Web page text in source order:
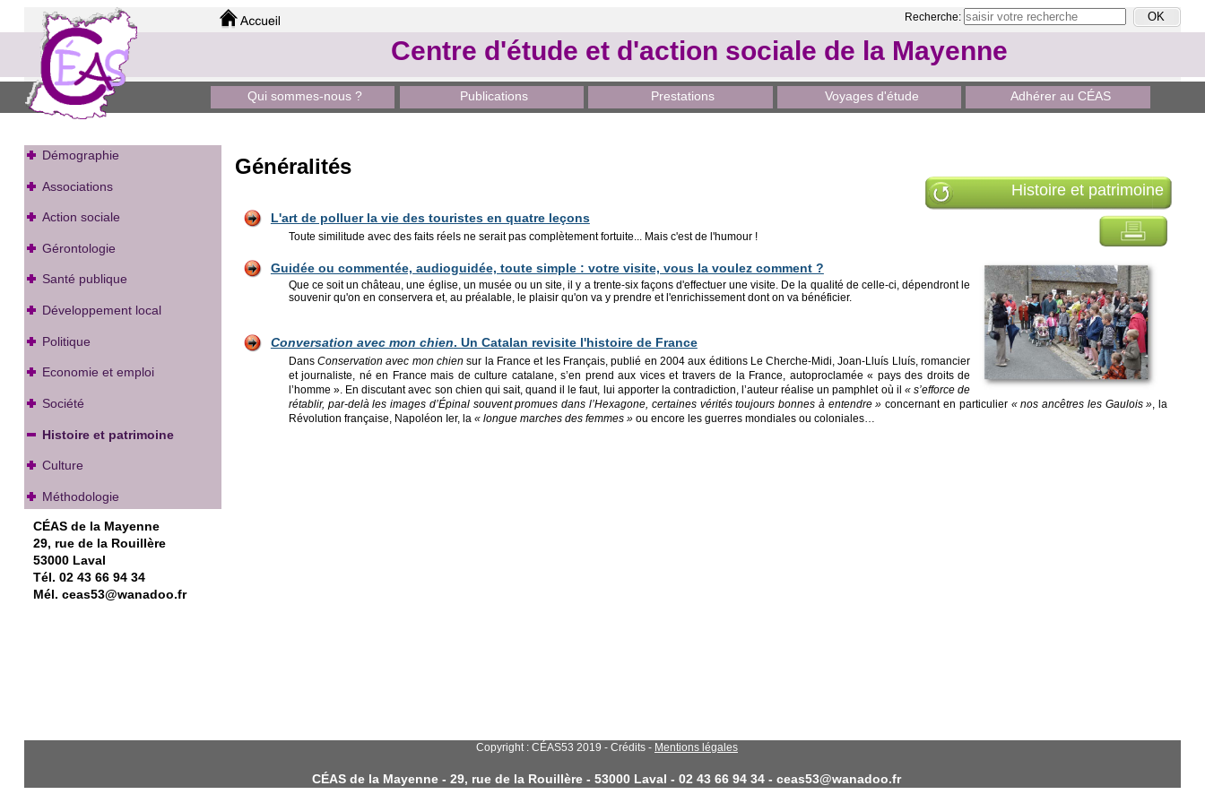
Recherche:
Centre d'étude et d'action sociale de la Mayenne
Qui sommes-nous ? Publications Prestations Voyages d'étude Adhérer au CÉAS
Démographie
Associations
Action sociale
Gérontologie
Santé publique
Développement local
Politique
Economie et emploi
Société
Histoire et patrimoine
Culture
Méthodologie
CÉAS de la Mayenne
29, rue de la Rouillère
53000 Laval
Tél. 02 43 66 94 34
Mél. ceas53@wanadoo.fr
Histoire et patrimoine
Généralités
L'art de polluer la vie des touristes en quatre leçons
Toute similitude avec des faits réels ne serait pas complètement fortuite... Mais c'est de l'humour !
Guidée ou commentée, audioguidée, toute simple : votre visite, vous la voulez comment ?
Que ce soit un château, une église, un musée ou un site, il y a trente-six façons d'effectuer une visite. De la qualité de celle-ci, dépendront le
souvenir qu'on en conservera et, au préalable, le plaisir qu'on va y prendre et l'enrichissement dont on va bénéficier.
Conversation avec mon chien. Un Catalan revisite l'histoire de France
DansConservation avec mon chien sur la France et les Français, publié en 2004 aux éditions Le Cherche-Midi, Joan-Lluís Lluís, romancier
et journaliste, né en France mais de culture catalane, s’en prend aux vices et travers de la France, autoproclamée « pays des droits de
l’homme ». En discutant avec son chien qui sait, quand il le faut, lui apporter la contradiction, l’auteur réalise un pamphlet où il « s’efforce de
rétablir, par-delà les images d’Épinal souvent promues dans l’Hexagone, certaines vérités toujours bonnes à entendre » concernant en particulier « nos ancêtres les Gaulois » , la
Révolution française, Napoléon Ier, la « longue marches des femmes »ou encore les guerres mondiales ou coloniales…
Copyright : CÉAS53 2019 - Crédits - Mentions légales
CÉAS de la Mayenne - 29, rue de la Rouillère - 53000 Laval - 02 43 66 94 34 - ceas53@wanadoo.fr